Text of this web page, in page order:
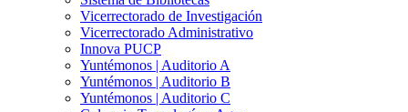
Vicerrectorado de Investigación
Vicerrectorado Administrativo
Innova PUCP
Yuntémonos | Auditorio A
Yuntémonos | Auditorio B
Yuntémonos | Auditorio C